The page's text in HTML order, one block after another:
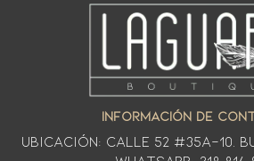
INFORMACIÓN DE
Ubicación: CALLE 52 #35A-10.